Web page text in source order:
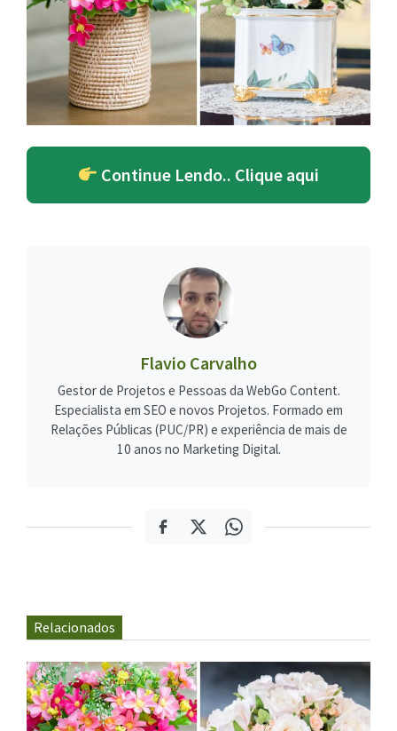
Continue Lendo.. Clique aqui
Flavio Carvalho
Gestor de Projetos e Pessoas da WebGo Content.
Especialista em SEO e novos Projetos. Formado em
Relações Públicas (PUC/PR) e experiência de mais de
10 anos no Marketing Digital.
Relacionados